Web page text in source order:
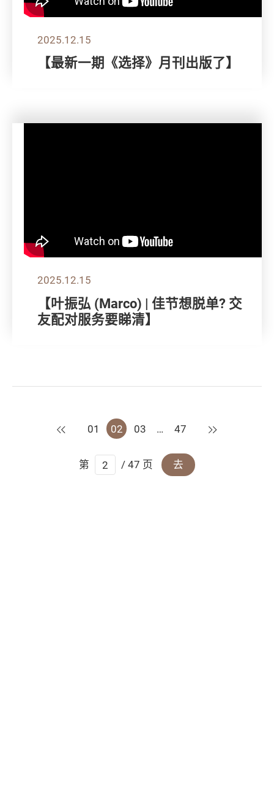
2025.12.15
【最新一期《选择》月刊出版了】
2025.12.15
【叶振弘 (Marco) | 佳节想脱单? 交
友配对服务要睇清】
上一页
01 02 03 … 47 下一页
第 / 47 页 去